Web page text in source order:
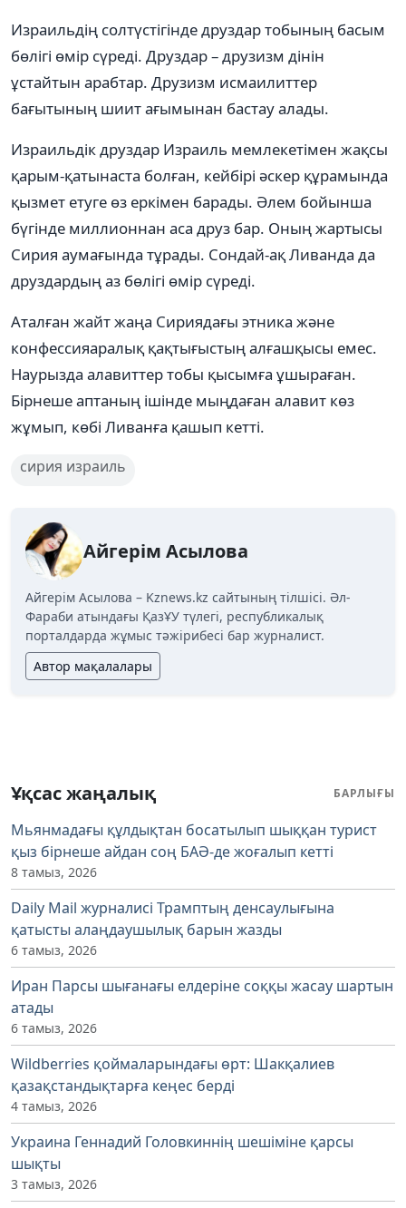
Израильдің солтүстігінде друздар тобының басым
бөлігі өмір сүреді. Друздар – друзизм дінін
ұстайтын арабтар. Друзизм исмаилиттер
бағытының шиит ағымынан бастау алады.
Израильдік друздар Израиль мемлекетімен жақсы
қарым-қатынаста болған, кейбірі әскер құрамында
қызмет етуге өз еркімен барады. Әлем бойынша
бүгінде миллионнан аса друз бар. Оның жартысы
Сирия аумағында тұрады. Сондай-ақ Ливанда да
друздардың аз бөлігі өмір сүреді.
Аталған жайт жаңа Сириядағы этника және
конфессияаралық қақтығыстың алғашқысы емес.
Наурызда алавиттер тобы қысымға ұшыраған.
Бірнеше аптаның ішінде мыңдаған алавит көз
жұмып, көбі Ливанға қашып кетті.
сирия израиль
Айгерім Асылова
Айгерім Асылова – Kznews.kz сайтының тілшісі. Әл-
Фараби атындағы ҚазҰУ түлегі, республикалық
порталдарда жұмыс тәжірибесі бар журналист.
Автор мақалалары
Ұқсас жаңалық БАРЛЫҒЫ
Мьянмадағы құлдықтан босатылып шыққан турист
қыз бірнеше айдан соң БАӘ-де жоғалып кетті
8 тамыз, 2026
Daily Mail журналисі Трамптың денсаулығына
қатысты алаңдаушылық барын жазды
6 тамыз, 2026
Иран Парсы шығанағы елдеріне соққы жасау шартын
атады
6 тамыз, 2026
Wildberries қоймаларындағы өрт: Шакқалиев
қазақстандықтарға кеңес берді
4 тамыз, 2026
Украина Геннадий Головкиннің шешіміне қарсы
шықты
3 тамыз, 2026